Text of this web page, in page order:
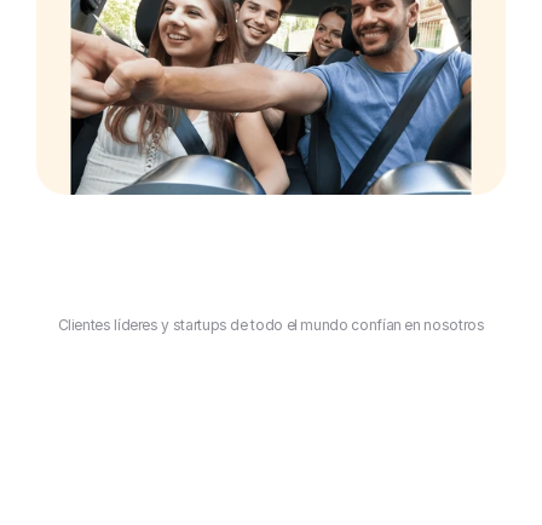
Clientes líderes y startups de todo el mundo confían en nosotros